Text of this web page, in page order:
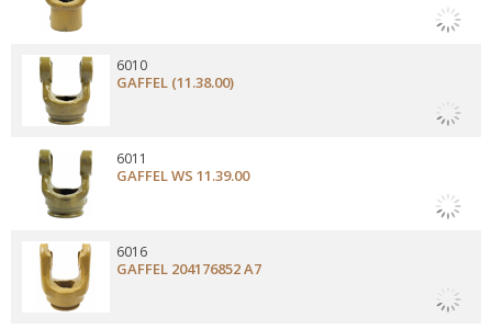
GAFFEL (11.38.00)
6010
GAFFEL WS 11.39.00
6011
GAFFEL 204176852 A7
6016